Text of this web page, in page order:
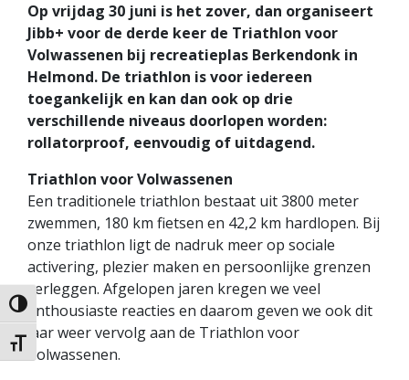
Keuze voor hoog contrast
Kies grootte van het lettertype
Op vrijdag 30 juni is het zover, dan organiseert
Jibb+ voor de derde keer de Triathlon voor
Volwassenen bij recreatieplas Berkendonk in
Helmond. De triathlon is voor iedereen
toegankelijk en kan dan ook op drie
verschillende niveaus doorlopen worden:
rollatorproof, eenvoudig of uitdagend.
Triathlon voor Volwassenen
Een traditionele triathlon bestaat uit 3800 meter
zwemmen, 180 km fietsen en 42,2 km hardlopen. Bij
onze triathlon ligt de nadruk meer op sociale
activering, plezier maken en persoonlijke grenzen
verleggen. Afgelopen jaren kregen we veel
enthousiaste reacties en daarom geven we ook dit
jaar weer vervolg aan de Triathlon voor
Volwassenen.